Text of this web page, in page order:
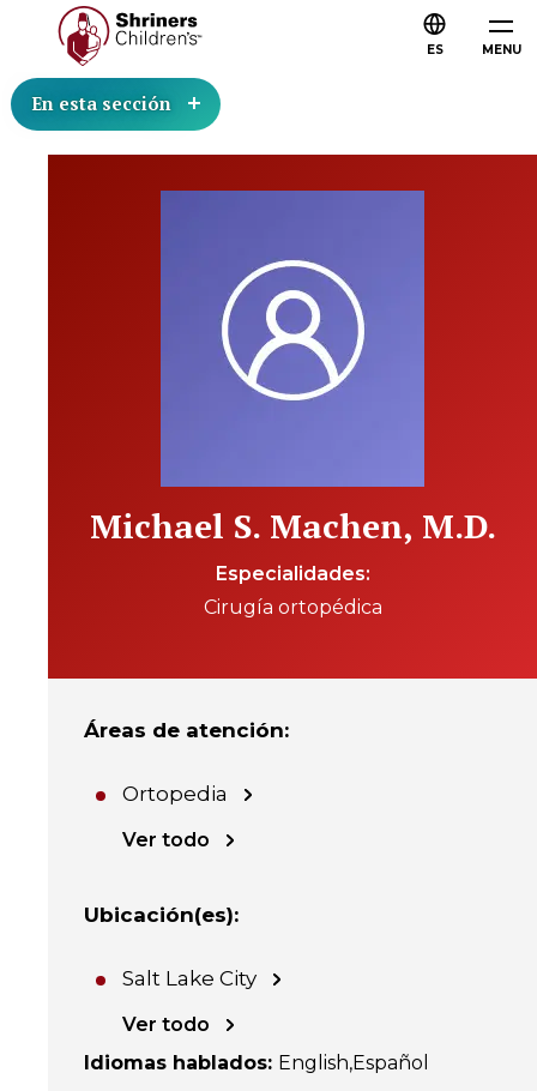
MENU
ES
En esta sección
Michael S. Machen, M.D.
Especialidades
Cirugía ortopédica
Áreas de atención:
Ortopedia
Ver todo
Ubicación(es):
Salt Lake City
Ver todo
Idiomas hablados: English Español